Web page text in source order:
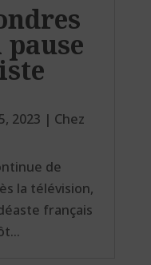
2023 | Chez
de
la télévision,
français